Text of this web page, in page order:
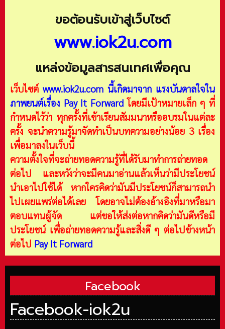
ขอต้อนรับเข้าสู่เว็บไซต์
www.iok2u.com
แหล่งข้อมูลสารสนเทศเพื่อคุณ
เว็บไซต์ www.iok2u.com นี้เกิดมาจาก แรงบันดาลใจใน
ภาพยนต์เรื่อง Pay It Forward โดยมีเป้าหมายเล็ก ๆ ที่
กำหนดไว้ว่า ทุกครั้งที่เข้าเรียนสัมมนาหรืออบรมในแต่ละ
ครั้ง จะนำความรู้มาจัดทำเป็นบทความอย่างน้อย 3 เรื่อง
เพื่อมาลงในเว็บนี้
ความตั้งใจที่จะถ่ายทอดความรู้ที่ได้รับมาทำการถ่ายทอด
ต่อไป และหวังว่าจะมีคนมาอ่านแล้วเห็นว่ามีประโยชน์
นำเอาไปใช้ได้ หากใครคิดว่ามันมีประโยชน์ก็สามารถนำ
ไปเผยแพร่ต่อได้เลย โดยอาจไม่ต้องอ้างอิงที่มาหรือมา
ตอบแทนผู้จัด แต่ขอให้ส่งต่อหากคิดว่ามันดีหรือมี
ประโยชน์ เพื่อถ่ายทอดความรู้และสิ่งดี ๆ ต่อไปข้างหน้า
ต่อไป Pay It Forward
Facebook
Facebook-iok2u